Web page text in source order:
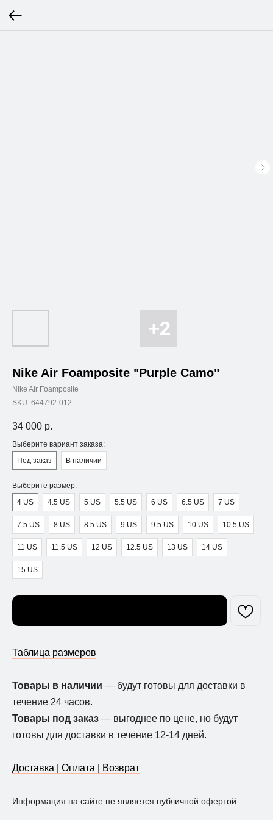
Nike Air Foamposite "Purple Camo"
Nike Air Foamposite
SKU: 644792-012
34 000 р.
Выберите вариант заказа:
Под заказ
В наличии
Выберите размер:
4 US
4.5 US 5 US 5.5 US 6 US 6.5 US 7 US
7.5 US 8 US 8.5 US 9 US 9.5 US 10 US 10.5 US
11 US 11.5 US 12 US 12.5 US 13 US 14 US
15 US
Таблица размеров
Товары в наличии — будут готовы для доставки в
течение 24 часов.
Товары под заказ — выгоднее по цене, но будут
готовы для доставки в течение 12-14 дней.
Доставка | Оплата | Возврат
Информация на сайте не является публичной офертой.